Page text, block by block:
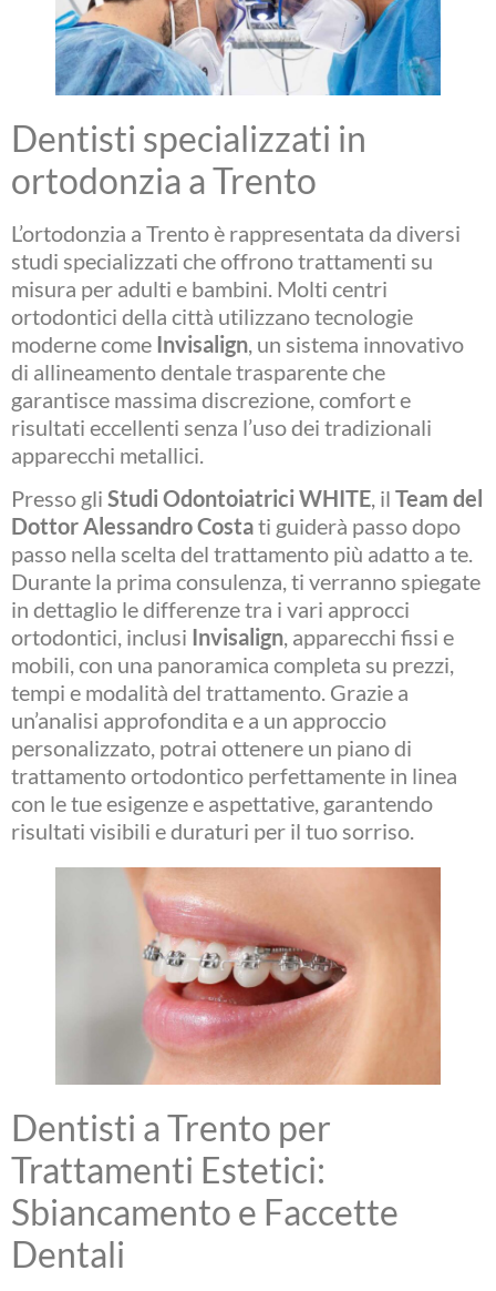
Dentisti specializzati in
ortodonzia a Trento
L’ortodonzia a Trento è rappresentata da diversi
studi specializzati che offrono trattamenti su
misura per adulti e bambini. Molti centri
ortodontici della città utilizzano tecnologie
moderne come Invisalign , un sistema innovativo
di allineamento dentale trasparente che
garantisce massima discrezione, comfort e
risultati eccellenti senza l’uso dei tradizionali
apparecchi metallici.
Presso gli Studi Odontoiatrici WHITE, il Team del
Dottor Alessandro Costati guiderà passo dopo
passo nella scelta del trattamento più adatto a te.
Durante la prima consulenza, ti verranno spiegate
in dettaglio le differenze tra i vari approcci
ortodontici, inclusi Invisalign, apparecchi fissi e
mobili, con una panoramica completa su prezzi,
tempi e modalità del trattamento. Grazie a
un’analisi approfondita e a un approccio
personalizzato, potrai ottenere un piano di
trattamento ortodontico perfettamente in linea
con le tue esigenze e aspettative, garantendo
risultati visibili e duraturi per il tuo sorriso.
Dentisti a Trento per
Trattamenti Estetici:
Sbiancamento e Faccette
Dentali